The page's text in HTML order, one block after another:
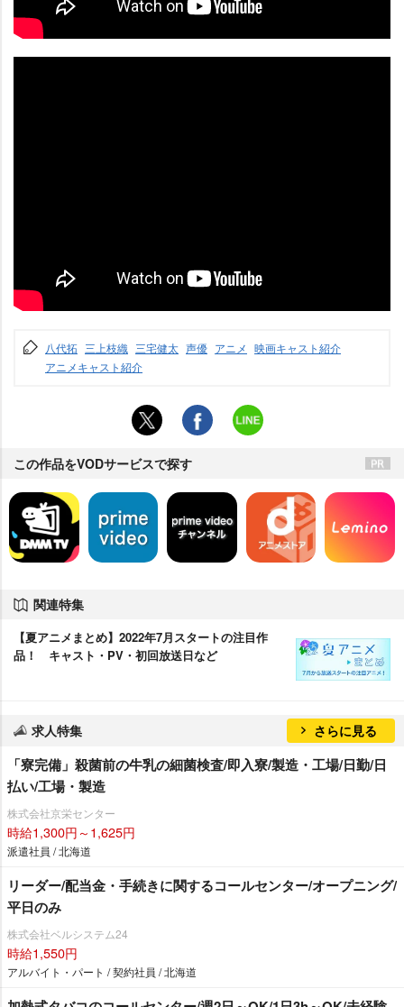
八代拓 三上枝織 三宅健太 声優 アニメ 映画キャスト紹介
アニメキャスト紹介
この作品をVODサービスで探す
関連特集
【夏アニメまとめ】2022年7月スタートの注目作
品！ キャスト・PV・初回放送日など
求人特集 さらに見る
「寮完備」殺菌前の牛乳の細菌検査/即入寮/製造・工場/日勤/日
払い/工場・製造
株式会社京栄センター
時給1,300円～1,625円
派遣社員 / 北海道
リーダー/配当金・手続きに関するコールセンター/オープニング/
平日のみ
株式会社ベルシステム24
時給1,550円
アルバイト・パート / 契約社員 / 北海道